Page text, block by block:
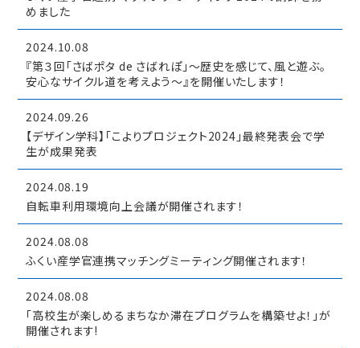
めました
2024.10.08
『第３回「さばポタ de さばれぽ」〜歴史を感じて、風と遊ぶ。
安心なサイクル道を考えよう〜』を開催いたします！
2024.09.26
【デザイン学科】「こよりプロジェクト2024」最終発表会で学
生が成果発表
2024.08.19
自転車利用環境向上会議が開催されます！
2024.08.08
ふくい産学官連携マッチングミーティング開催されます！
2024.08.08
「高校生が楽しめるまちなか滞在プログラムを構築せよ！」が
開催されます!